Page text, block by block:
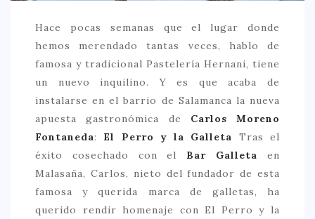
TAPAS
TRADICIONAL
PRECIO
< 25 €
> 50 €
NUESTROS FAVORITOS
Hace pocas semanas que el lugar donde
hemos merendado tantas veces, hablo de
famosa y tradicional Pastelería Hernani, tiene
un nuevo inquilino. Y es que acaba de
instalarse en el barrio de Salamanca la nueva
apuesta gastronómica de Carlos Moreno
Fontaneda: El Perro y la Galleta Tras el
éxito cosechado con el Bar Galletaen
Malasaña, Carlos, nieto del fundador de esta
famosa y querida marca de galletas, ha
querido rendir homenaje con El Perro y la